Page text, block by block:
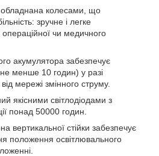
обладнана колесами, що
зручне і легке
чи медичного
акумулятора забезпечує
менше 10 годин) у разі
мережі змінного струму.
якісними світлодіодами з
понад 50000 годин.
вертикальної стійки забезпечує
положення освітлювального